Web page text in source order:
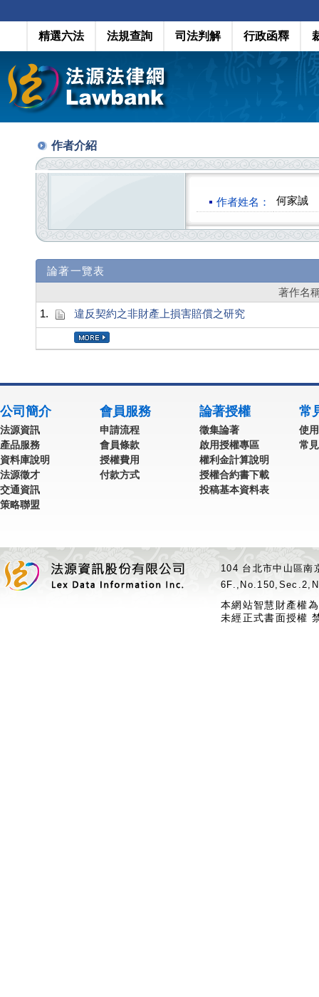
精選六法 法規查詢 司法判解 行政函釋
作者介紹
作者姓名： 何家誠
論著一覽表
著作名
1.
違反契約之非財產上損害賠償之研究
公司簡介
法源資訊
產品服務
資料庫說明
法源徵才
交通資訊
策略聯盟
會員服務
申請流程
會員條款
授權費用
付款方式
論著授權
徵集論著
啟用授權專區
權利金計算說明
授權合約書下載
投稿基本資料表
常
使
常
104 台北市中山區
本網站智慧財產權
未經正式書面授權